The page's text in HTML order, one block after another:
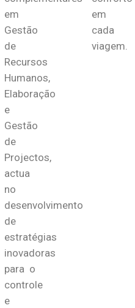
em
Gestão
de
Recursos
Humanos,
Elaboração
e
Gestão
de
Projectos,
actua
no
desenvolvimento
de
estratégias
inovadoras
para o
controle
e
em
cada
viagem.